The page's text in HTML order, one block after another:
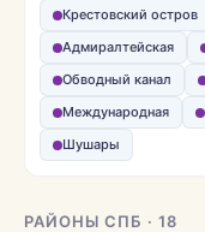
Крестовский остров
Адмиралтейская
Обводный канал
Международная
Шушары
РАЙОНЫ СПБ · 18